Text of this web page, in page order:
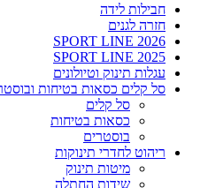
חבילות לידה
חזרה לגנים
SPORT LINE 2026
SPORT LINE 2025
עגלות תינוק וטיולונים
סל קלים כסאות בטיחות
סל קלים
כסאות בטיחות
בוסטרים
ריהוט לחדרי תינוקות
מיטות תינוק
שידות החתלה